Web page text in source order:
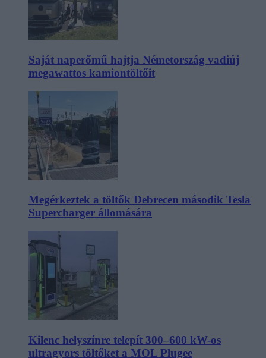
Saját naperőmű hajtja Németország vadiúj
megawattos kamiontöltőit
Megérkeztek a töltők Debrecen második Tesla
Supercharger állomására
Kilenc helyszínre telepít 300–600 kW-os
ultragyors töltőket a MOL Plugee